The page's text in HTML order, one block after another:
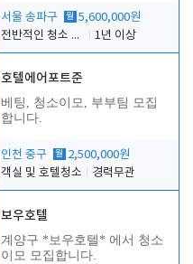
서울 송파구 월 5,600,000원
전반적인 청소 업무(객실청소.객실정리)
1년 이상
호텔에어포트준
베팅, 청소이모, 부부팀 모집
합니다.
인천 중구 월 2,500,000원
객실 및 호텔청소
경력무관
보우호텔
계양구 *보우호텔* 에서 청소
이모 모집합니다.